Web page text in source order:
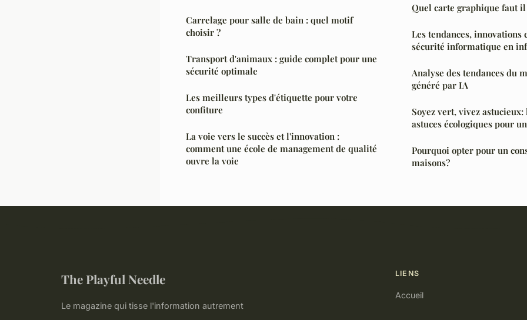
Carrelage pour salle de bain : quel motif
choisir ?
Transport d'animaux : guide complet pour une
sécurité optimale
Les meilleurs types d'étiquette pour votre
confiture
La voie vers le succès et l'innovation :
comment une école de management de qualité
ouvre la voie
Quel carte graphique faut il
Les tendances, innovations
sécurité informatique en
Analyse des tendances du
généré par IA
Soyez vert, vivez
astuces écologiques pour
Pourquoi opter pour un
maisons?
The Playful Needle
Le magazine qui tisse l'information autrement
LIENS
Accueil